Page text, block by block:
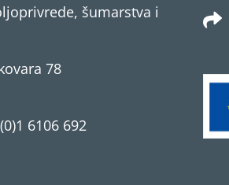
šumarstva i
78
6106 692